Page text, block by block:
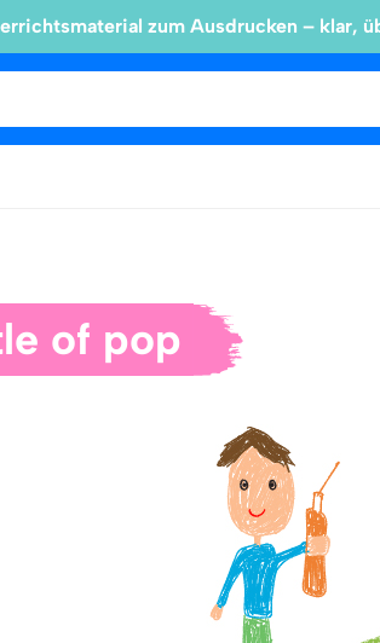
zum Ausdrucken – klar,
of pop